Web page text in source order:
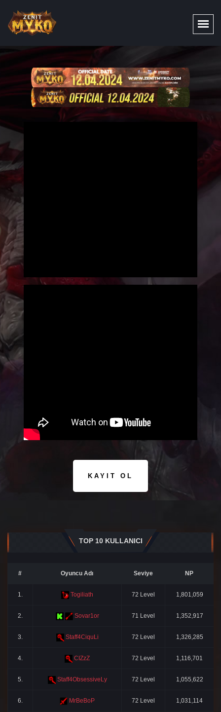
KAYIT OL
TOP 10 KULLANICI
# Oyuncu Adı Seviye NP
1. Togiliath 72 Level 1,801,059
2. Sovar1or 71 Level 1,352,917
3. Staff4CiquLi 72 Level 1,326,285
4. CIZzZ 72 Level 1,116,701
5. Staff4ObsessiveLy 72 Level 1,055,622
6. MrBeBoP 72 Level 1,031,114